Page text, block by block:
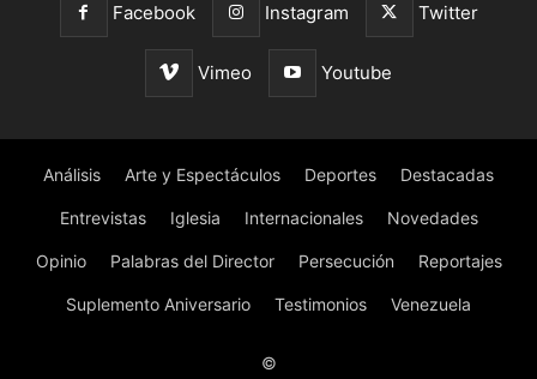
Facebook Instagram Twitter
Vimeo Youtube
Análisis Arte y Espectáculos Deportes Destacadas
Entrevistas Iglesia Internacionales Novedades
Opinio Palabras del Director Persecución Reportajes
Suplemento Aniversario Testimonios Venezuela
©